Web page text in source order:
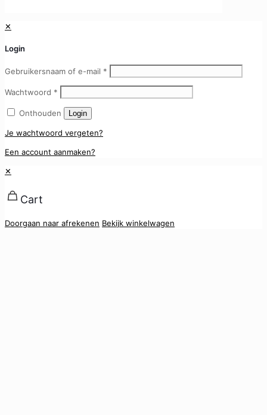
✕
Login
Gebruikersnaam of e-mail *
Wachtwoord *
Onthouden Login
Je wachtwoord vergeten?
Een account aanmaken?
✕
Cart
Doorgaan naar afrekenen Bekijk winkelwagen